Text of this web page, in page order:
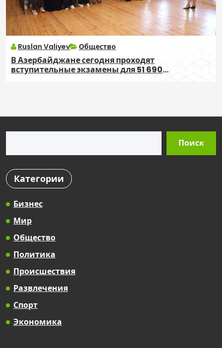
Ruslan Valiyev Общество
В Азербайджане сегодня проходят
вступительные экзамены для 51 690
Поиск
Категории
Бизнес
Мир
Общество
Политика
Происшествия
Развлечения
Спорт
Экономика